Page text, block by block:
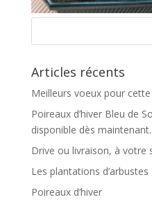
Articles récents
Meilleurs voeux pour
Poireaux d’hiver Bleu de
disponible dès maintenant.
Drive ou livraison, à votre
Les plantations
Poireaux d’hiver